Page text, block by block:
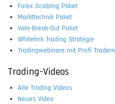
Forex Scalping Paket
Markttechnik Paket
Vola-Break-Out Paket
Whitelink Trading Strategie
Tradingwebinare mit Profi Tradern
Trading-Videos
Alle Trading Videos
Neues Video